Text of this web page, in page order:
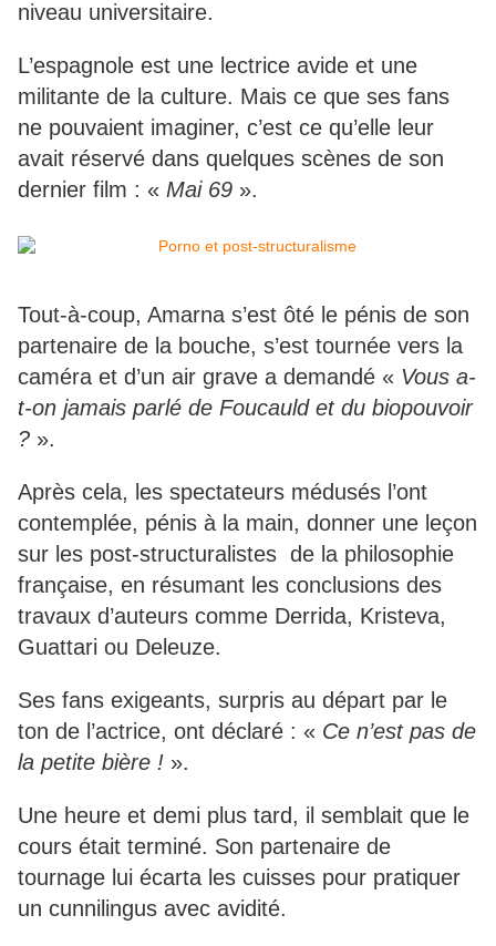
niveau universitaire.
L’espagnole est une lectrice avide et une
militante de la culture. Mais ce que ses fans
ne pouvaient imaginer, c’est ce qu’elle leur
avait réservé dans quelques scènes de son
dernier film : « Mai 69 ».
Tout-à-coup, Amarna s’est ôté le pénis de son
partenaire de la bouche, s’est tournée vers la
caméra et d’un air grave a demandé « Vous a-
t-on jamais parlé de Foucauld et du biopouvoir
? ».
Après cela, les spectateurs médusés l’ont
contemplée, pénis à la main, donner une leçon
sur les post-structuralistes de la philosophie
française, en résumant les conclusions des
travaux d’auteurs comme Derrida, Kristeva,
Guattari ou Deleuze.
Ses fans exigeants, surpris au départ par le
ton de l’actrice, ont déclaré : « Ce n’est pas de
la petite bière ! ».
Une heure et demi plus tard, il semblait que le
cours était terminé. Son partenaire de
tournage lui écarta les cuisses pour pratiquer
un cunnilingus avec avidité.